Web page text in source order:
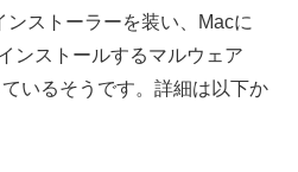
ストーラーを装い、Macに
ンストールするマルウェア
いるそうです。詳細は以下か